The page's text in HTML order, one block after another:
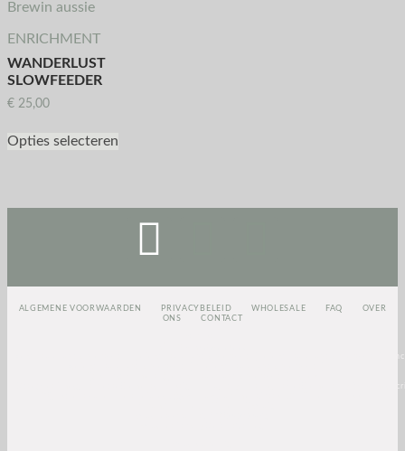
ENRICHMENT
WANDERLUST
SLOWFEEDER
€ 25,00
Opties selecteren
ALGEMENE VOORWAARDEN PRIVACYBELEID WHOLESALE FAQ
OVER
ONS
CONTACT